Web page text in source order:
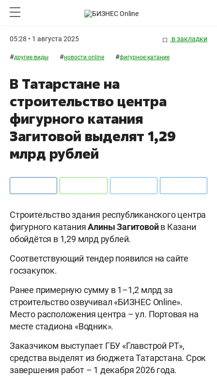
05:28 • 1 августа 2025 в закладки
#другие виды #новости online #фигурное катание
В Татарстане на
строительство центра
фигурного катания
Загитовой выделят 1,29
млрд рублей
Строительство здания республиканского центра
фигурного катанияАлины Загитовойв Казани
обойдётся в 1,29 млрд рублей.
Соответствующий тендер появился на сайте
госзакупок.
Ранее примерную сумму в 1–1,2 млрд за
строительство озвучивал «БИЗНЕС Online».
Место расположения центра – ул. Портовая на
месте стадиона «Водник».
Заказчиком выступает ГБУ «Главстрой РТ»,
средства выделят из бюджета Татарстана. Срок
завершения работ – 1 декабря 2026 года.